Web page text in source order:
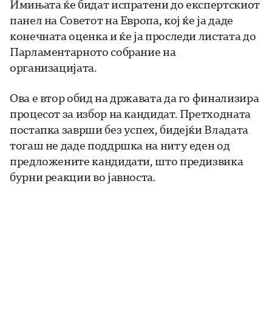
Имињата ќе бидат испратени до експертскиот
панел на Советот на Европа, кој ќе ја даде
конечната оценка и ќе ја проследи листата до
Парламентарното собрание на
организацијата.
Ова е втор обид на државата да го финализира
процесот за избор на кандидат. Претходната
постапка заврши без успех, бидејќи Владата
тогаш не даде поддршка на ниту еден од
предложените кандидати, што предизвика
бурни реакции во јавноста.